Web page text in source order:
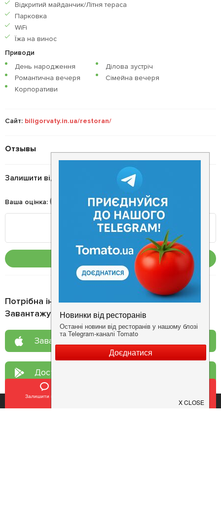
Залишити відгук
Відкритий майданчик/Літня тераса
Парковка
WiFi
Їжа на винос
Приводи
День народження
Ділова зустріч
Романтична вечеря
Сімейна вечеря
Корпоративи
Сайт: biligorvaty.in.ua/restoran/
Отзывы
Залишити відгук
Ваша оцінка:
Потрібна інформація про заклад?
Завантажуйте додаток!
Завантажте у
Доступно у